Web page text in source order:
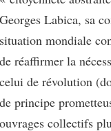
Georges Labica, sa
situation mondiale
de réaffirmer la
celui de révolution
de principe
ouvrages collectifs